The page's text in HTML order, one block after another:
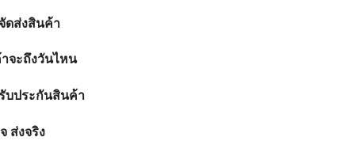
ดส่งสินค้า
จะถึงวันไหน
บประกันสินค้า
ส่งจริง